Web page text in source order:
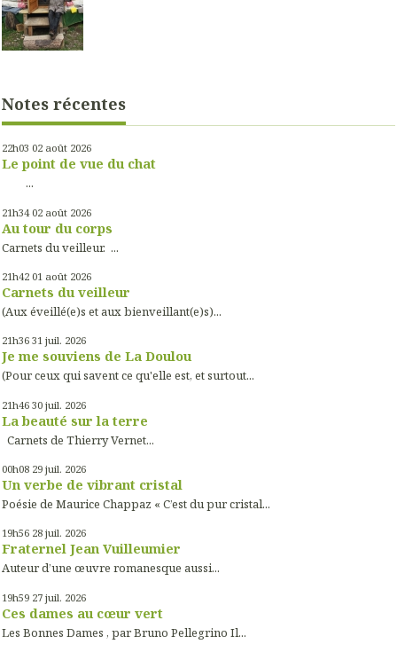
Notes récentes
22h03 02 août 2026
Le point de vue du chat
...
21h34 02 août 2026
Au tour du corps
Carnets du veilleur. ...
21h42 01 août 2026
Carnets du veilleur
(Aux éveillé(e)s et aux bienveillant(e)s)...
21h36 31 juil. 2026
Je me souviens de La Doulou
(Pour ceux qui savent ce qu'elle est, et surtout...
21h46 30 juil. 2026
La beauté sur la terre
Carnets de Thierry Vernet...
00h08 29 juil. 2026
Un verbe de vibrant cristal
Poésie de Maurice Chappaz « C’est du pur cristal...
19h56 28 juil. 2026
Fraternel Jean Vuilleumier
Auteur d’une œuvre romanesque aussi...
19h59 27 juil. 2026
Ces dames au cœur vert
Les Bonnes Dames , par Bruno Pellegrino Il...